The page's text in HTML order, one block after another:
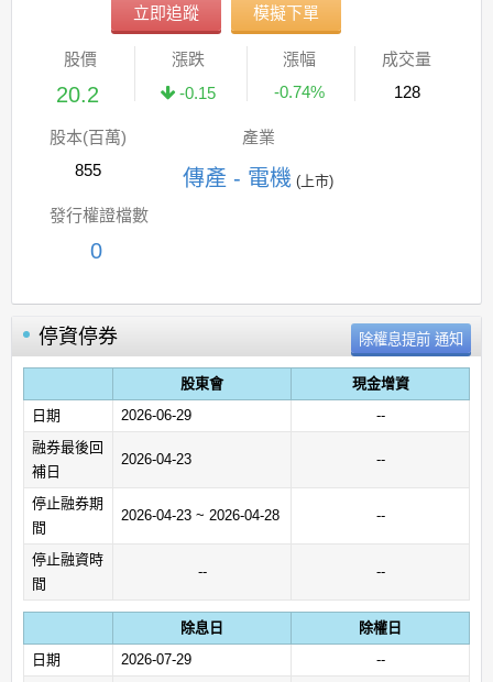
立即追蹤 模擬下單
股價
20.2
漲跌
-0.15
漲幅
-0.74%
成交量
128
股本(百萬)
855
產業
傳產 - 電機 (上市)
發行權證檔數
0
停資停券
股東會
現金增資
日期
2026-06-29
--
融券最後回
補日
2026-04-23 --
停止融券期
間
2026-04-23 ~ 2026-04-28 --
停止融資時
間
-- --
除息日
除權日
日期
2026-07-29
--